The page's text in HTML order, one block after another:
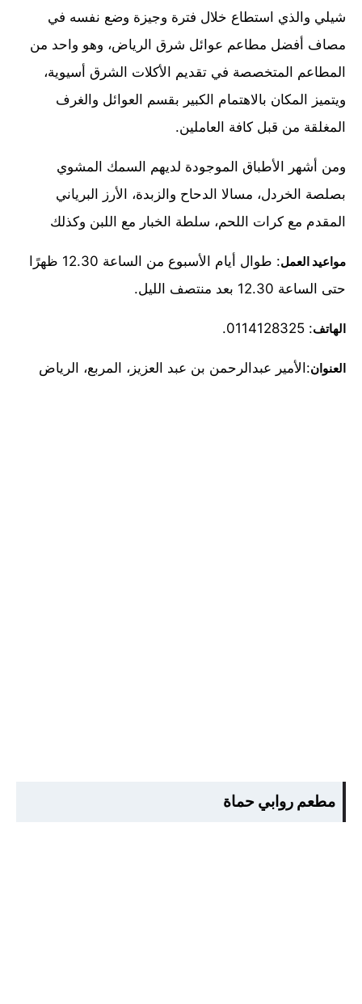
شيلي والذي استطاع خلال فترة وجيزة وضع نفسه في
مصاف أفضل مطاعم عوائل شرق الرياض، وهو واحد من
المطاعم المتخصصة في تقديم الأكلات الشرق أسيوية،
ويتميز المكان بالاهتمام الكبير بقسم العوائل والغرف
المغلقة من قبل كافة العاملين.
ومن أشهر الأطباق الموجودة لديهم السمك المشوي
بصلصة الخردل، مسالا الدحاح والزبدة، الأرز البرياني
المقدم مع كرات اللحم، سلطة الخبار مع اللبن وكذلك
مواعيد العمل
: طوال أيام الأسبوع من الساعة 12.30 ظهرًا
حتى الساعة 12.30 بعد منتصف الليل.
الهاتف: 0114128325.
العنوان:الأمير عبدالرحمن بن عبد العزيز، المربع، الرياض
مطعم روابي حماة